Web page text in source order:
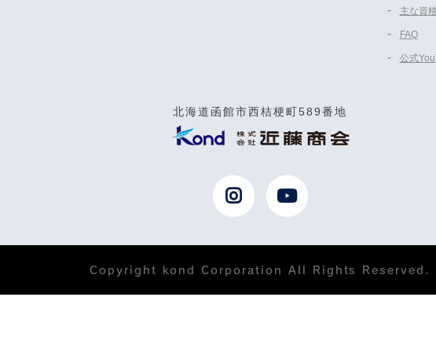
主な資
FAQ
公式
北海道函館市西桔梗町589番地
Copyright kond Corporation All Rights Reserved.